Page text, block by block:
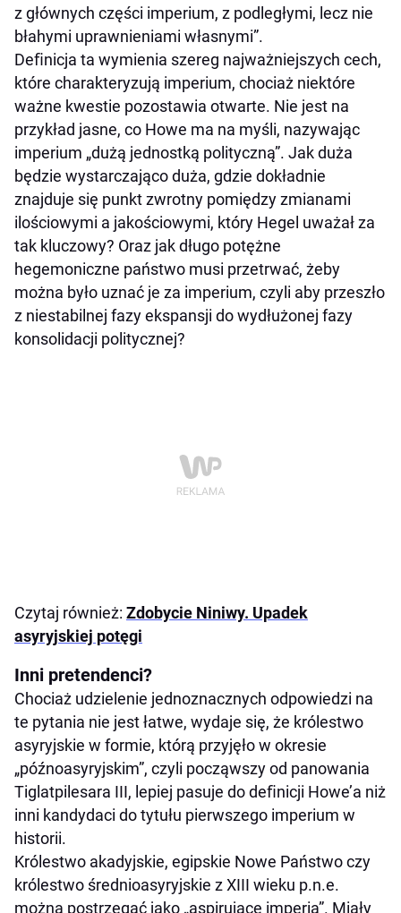
z głównych części imperium, z podległymi, lecz nie
błahymi uprawnieniami własnymi”.
Deﬁnicja ta wymienia szereg najważniejszych cech,
które charakteryzują imperium, chociaż niektóre
ważne kwestie pozostawia otwarte. Nie jest na
przykład jasne, co Howe ma na myśli, nazywając
imperium „dużą jednostką polityczną”. Jak duża
będzie wystarczająco duża, gdzie dokładnie
znajduje się punkt zwrotny pomiędzy zmianami
ilościowymi a jakościowymi, który Hegel uważał za
tak kluczowy? Oraz jak długo potężne
hegemoniczne państwo musi przetrwać, żeby
można było uznać je za imperium, czyli aby przeszło
z niestabilnej fazy ekspansji do wydłużonej fazy
konsolidacji politycznej?
Czytaj również: Zdobycie Niniwy. Upadek
asyryjskiej potęgi
Inni pretendenci?
Chociaż udzielenie jednoznacznych odpowiedzi na
te pytania nie jest łatwe, wydaje się, że królestwo
asyryjskie w formie, którą przyjęło w okresie
„późnoasyryjskim”, czyli począwszy od panowania
Tiglatpilesara III, lepiej pasuje do deﬁnicji Howe’a niż
inni kandydaci do tytułu pierwszego imperium w
historii.
Królestwo akadyjskie, egipskie Nowe Państwo czy
królestwo średnioasyryjskie z XIII wieku p.n.e.
można postrzegać jako „aspirujące imperia”. Miały